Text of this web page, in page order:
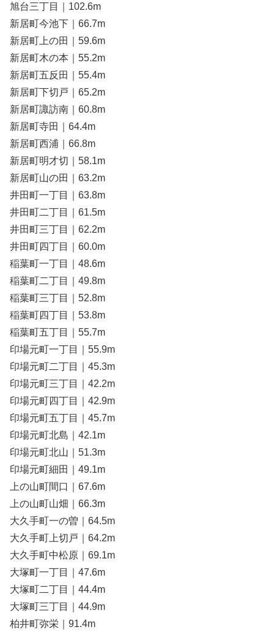
旭台三丁目｜102.6m
新居町今池下｜66.7m
新居町上の田｜59.6m
新居町木の本｜55.2m
新居町五反田｜55.4m
新居町下切戸｜65.2m
新居町諏訪南｜60.8m
新居町寺田｜64.4m
新居町西浦｜66.8m
新居町明才切｜58.1m
新居町山の田｜63.2m
井田町一丁目｜63.8m
井田町二丁目｜61.5m
井田町三丁目｜62.2m
井田町四丁目｜60.0m
稲葉町一丁目｜48.6m
稲葉町二丁目｜49.8m
稲葉町三丁目｜52.8m
稲葉町四丁目｜53.8m
稲葉町五丁目｜55.7m
印場元町一丁目｜55.9m
印場元町二丁目｜45.3m
印場元町三丁目｜42.2m
印場元町四丁目｜42.9m
印場元町五丁目｜45.7m
印場元町北島｜42.1m
印場元町北山｜51.3m
印場元町細田｜49.1m
上の山町間口｜67.6m
上の山町山畑｜66.3m
大久手町一の曽｜64.5m
大久手町上切戸｜64.2m
大久手町中松原｜69.1m
大塚町一丁目｜47.6m
大塚町二丁目｜44.4m
大塚町三丁目｜44.9m
柏井町弥栄｜91.4m